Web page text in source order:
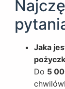
Jaka
Do 5